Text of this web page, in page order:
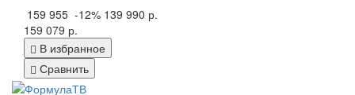
159 955 -12% 139 990 р.
159 079 р.
В избранное
Сравнить